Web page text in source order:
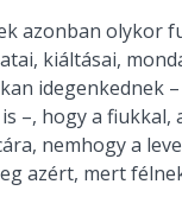
azonban olykor
kiáltásai,
idegenkednek
–, hogy a fiukkal,
nemhogy a
azért, mert